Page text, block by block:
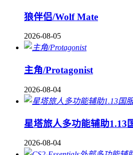
狼伴侣/Wolf Mate
2026-08-05
主角/Protagonist
2026-08-04
星塔旅人多功能辅助1.13
2026-08-04